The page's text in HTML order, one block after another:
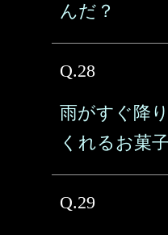
んだ？
Q.28
雨がすぐ降
くれるお菓
Q.29